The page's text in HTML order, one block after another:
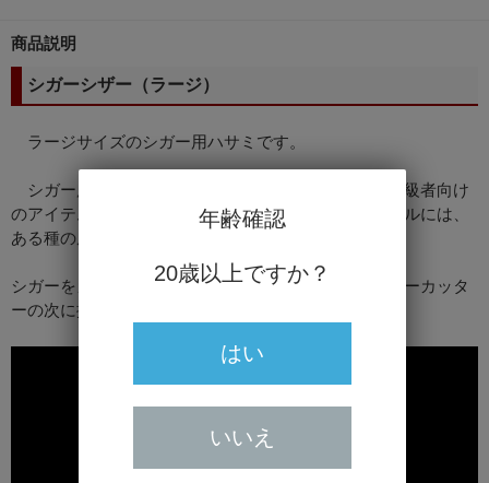
商品説明
シガーシザー（ラージ）
ラージサイズのシガー用ハサミです。
シガー用ハサミは、ギロチン式のカッターよりも上級者向け
のアイテムですが、やはりハサミでカットするスタイルには、
ある種の風格があるようです。
シガーをカットするアクセサリーの一つとして、シガーカッタ
ーの次に揃えてみたいアイテムです。
年齢確認
20歳以上ですか？
はい
いいえ